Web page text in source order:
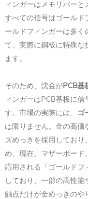
ィンガーはメモリバーと
すべての信号はゴールド
ールドフィンガーは多く
て、実際に銅板に特殊な
ます。
そのため、沈金がPCB基
ィンガーはPCB基板に信
す。市場の実際には、
ゴ
は限りません。金の高価
ズめっきを採用しており、
め、現在、マザーボード
応用される「ゴールドフ
しており、一部の高性能
触点だけが金めっきのや